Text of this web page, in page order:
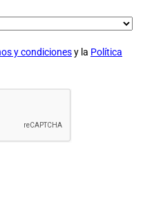
y condicionesy la Política